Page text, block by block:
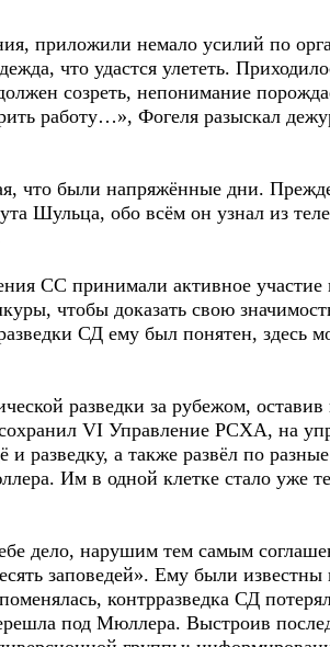
приложили немало усилий по
что удастся улететь.
созреть, непонимание
работу…», Фогеля разыскал
что были напряжённые дни.
Шульца, обо всём он узнал из
СС принимали активное
чтобы доказать свою
СД ему был понятен, здесь
разведки за рубежом, оставив
VI Управление РСХА, на
разведку, а также развёл по
Им в одной клетке стало уже
дело, нарушим тем самым
заповедей». Ему были известны
контрразведка СД
под Мюллера. Выстроив